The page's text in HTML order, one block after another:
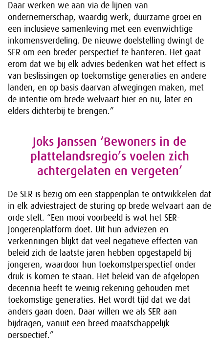
Daar werken we aan via de lijnen van
ondernemerschap, waardig werk, duurzame groei en
een inclusieve samenleving met een evenwichtige
inkomensverdeling. De nieuwe doelstelling dwingt de
SER om een breder perspectief te hanteren. Het gaat
erom dat we bij elk advies bedenken wat het effect is
van beslissingen op toekomstige generaties en andere
landen, en op basis daarvan afwegingen maken, met
de intentie om brede welvaart hier en nu, later en
elders dichterbij te brengen.”
Joks Janssen ‘Bewoners in de
plattelandsregio’s voelen zich
achtergelaten en vergeten’
De SER is bezig om een stappenplan te ontwikkelen dat
in elk adviestraject de sturing op brede welvaart aan de
orde stelt. “Een mooi voorbeeld is wat het SER-
Jongerenplatform doet. Uit hun adviezen en
verkenningen blijkt dat veel negatieve effecten van
beleid zich de laatste jaren hebben opgestapeld bij
jongeren, waardoor hun toekomstperspectief onder
druk is komen te staan. Het beleid van de afgelopen
decennia heeft te weinig rekening gehouden met
toekomstige generaties. Het wordt tijd dat we dat
anders gaan doen. Daar willen we als SER aan
bijdragen, vanuit een breed maatschappelijk
perspectief.”